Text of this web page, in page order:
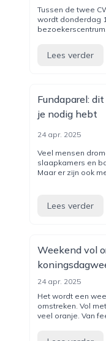
Tussen de twee
wordt donderdag
Lees verder
Fundaparel:
je nodig hebt
24 apr. 2025
Veel mensen
slaapkamers en
Maar er zijn ook
Lees verder
Weekend vol
24 apr. 2025
Het wordt een
omstreken. Vol
veel oranje. Van